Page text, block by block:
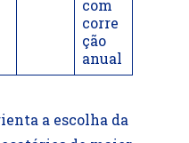
com
corre
ção
anual
a escolha da